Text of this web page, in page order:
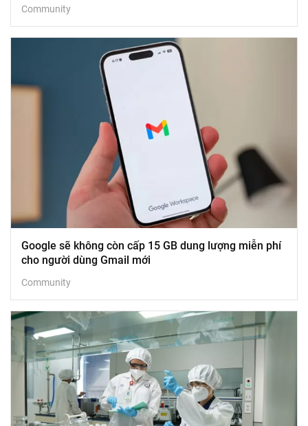
Community
Google sẽ không còn cấp 15 GB dung lượng miễn phí
cho người dùng Gmail mới
Community